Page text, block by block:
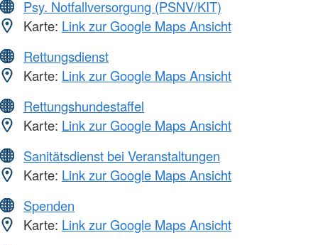
Psy. Notfallversorgung (PSNV/KIT)
Karte: Link zur Google Maps Ansicht
Rettungsdienst
Karte: Link zur Google Maps Ansicht
Rettungshundestaffel
Karte: Link zur Google Maps Ansicht
Sanitätsdienst bei Veranstaltungen
Karte: Link zur Google Maps Ansicht
Spenden
Karte: Link zur Google Maps Ansicht